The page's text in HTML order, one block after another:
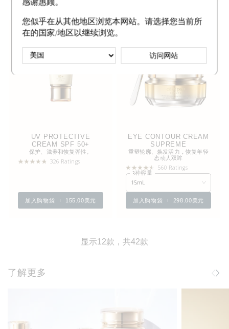
最畅销产品
UV PROTECTIVE
CREAM SPF 50+
保护、滋养和恢复弹性。
326 Ratings
加入购物袋 155.00美元
最畅销产品
EYE CONTOUR CREAM
SUPREME
重塑轮廓、焕发活力，恢复年轻
态动人双眸
560 Ratings
3种容量
15mL
加入购物袋 298.00美元
显示12款，共42款
了解更多
感谢惠顾。
您似乎在从其他地区浏览本网站。请选择您当前所
在的国家/地区以继续浏览。
访问网站